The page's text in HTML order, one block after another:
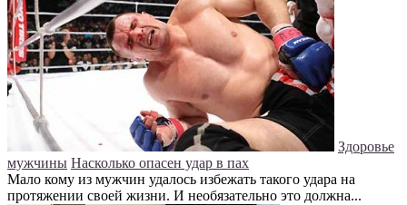
Здоровье
мужчины Насколько опасен удар в пах
Мало кому из мужчин удалось избежать такого удара на
протяжении своей жизни. И необязательно это должна...